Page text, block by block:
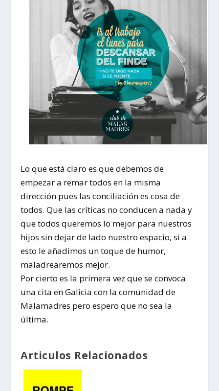
Lo que está claro es que debemos de
empezar a remar todos en la misma
dirección pues las conciliación es cosa de
todos. Que las críticas no conducen a nada y
que todos queremos lo mejor para nuestros
hijos sin dejar de lado nuestro espacio, si a
esto le añadimos un toque de humor,
maladrearemos mejor.
Por cierto es la primera vez que se convoca
una cita en Galicia con la comunidad de
Malamadres pero espero que no sea la
última.
Articulos Relacionados